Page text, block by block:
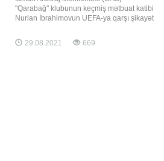
"Qarabağ" klubunun keçmiş mətbuat katibi
Nurlan İbrahimovun UEFA-ya qarşı şikayət
nə təyin edilib. Xatırladaq ki, Nurlan
İbrahimov 44 günlük müharibə zamanı
29.08.2021 669